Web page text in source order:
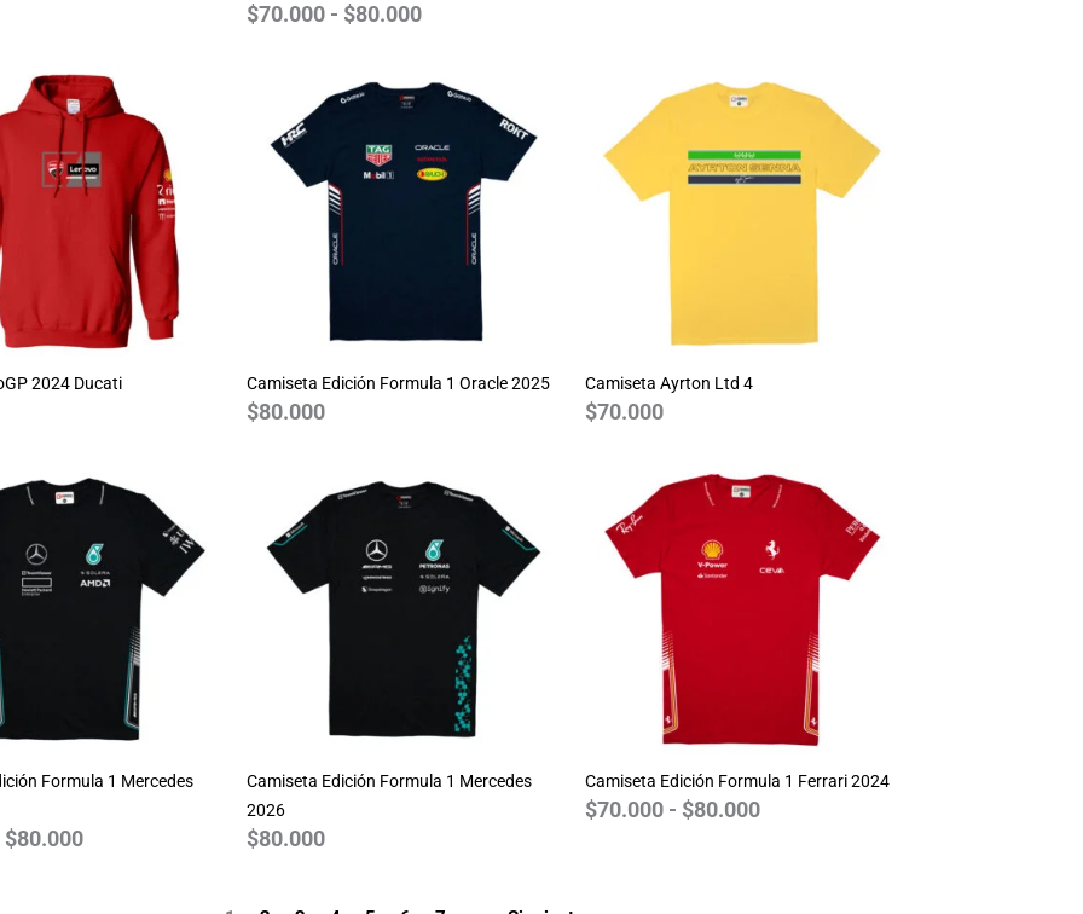
$70.000 - $80.000
2024 Ducati Camiseta Edición Formula 1 Oracle 2025
$80.000
Camiseta Ayrton Ltd 4
$70.000
Formula 1 Mercedes
$80.000
de
desde
$70.000
$80.000
Camiseta Edición Formula 1 Mercedes
2026
$80.000
Camiseta Edición Formula 1 Ferrari 2024
$70.000 - $80.000
de
desde
$70.000
$80.000